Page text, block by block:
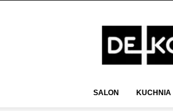
Deko-
Rady.pl
SALON KUCHNIA